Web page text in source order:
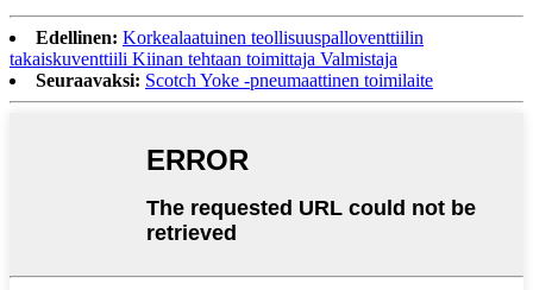
Edellinen: Korkealaatuinen teollisuuspalloventtiilin
takaiskuventtiili Kiinan tehtaan toimittaja Valmistaja
Seuraavaksi: Scotch Yoke -pneumaattinen toimilaite